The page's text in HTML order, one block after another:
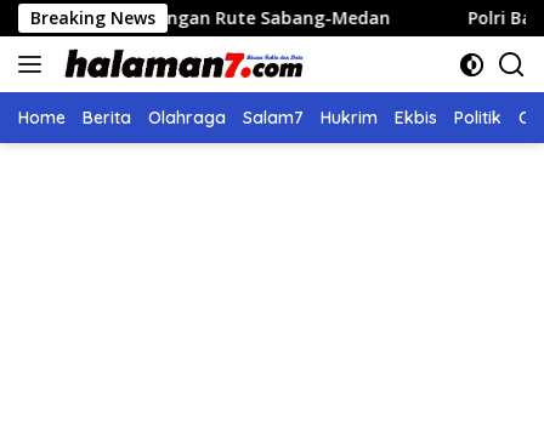
Langsung
ke
konten
Breaking News
Rute Sabang-Medan Polri Bangun 40 Titik
Home Berita Olahraga Salam7 Hukrim Ekbis Politik